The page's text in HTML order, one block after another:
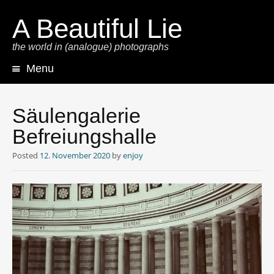
A Beautiful Lie
the world in (analogue) photographs
Menu
Säulengalerie
Befreiungshalle
Posted 12. November 2020 byenjoy